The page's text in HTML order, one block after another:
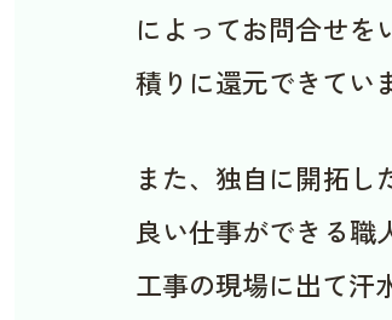
によってお問合せを
積りに還元できてい
また、独自に開拓し
良い仕事ができる職
工事の現場に出て汗